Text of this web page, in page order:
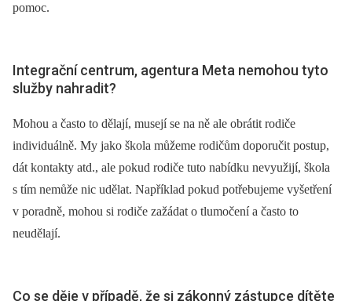
pomoc.
Integrační centrum, agentura Meta nemohou tyto
služby nahradit?
Mohou a často to dělají, musejí se na ně ale obrátit rodiče
individuálně. My jako škola můžeme rodičům doporučit postup,
dát kontakty atd., ale pokud rodiče tuto nabídku nevyužijí, škola
s tím nemůže nic udělat. Například pokud potřebujeme vyšetření
v poradně, mohou si rodiče zažádat o tlumočení a často to
neudělají.
Co se děje v případě, že si zákonný zástupce dítěte